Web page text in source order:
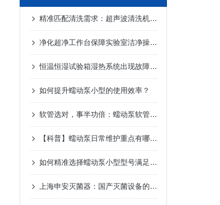
精准匹配清洗需求：超声波清洗机采购核心指标指南
净化超净工作台保障实验室洁净操作的无菌环境
恒温恒湿试验箱湿热系统出现故障该怎么办呢？
如何提升蠕动泵小型的使用效率？
软管选对，事半功倍：蠕动泵软管材质选择全指南
【科普】蠕动泵日常维护重点有哪些？
如何精准选择蠕动泵小型型号满足实验与生产需求
上海申安灭菌器：国产灭菌设备的可靠守护者